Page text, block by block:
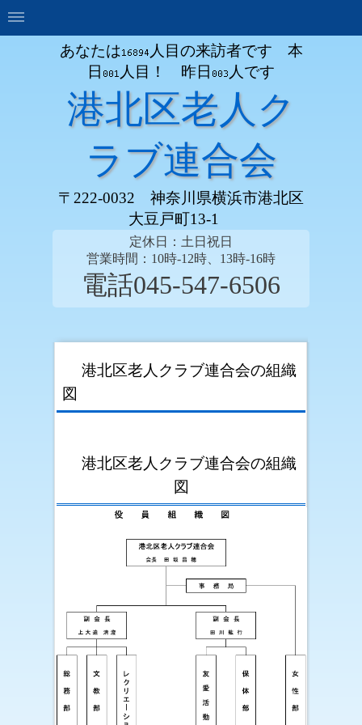
あなたは
人目の来訪者です 本
日
人目！ 昨日 人です
港北区老人ク
ラブ連合会
〒222-0032 神奈川県横浜市港北区
大豆戸町13-1
定休日：土日祝日
営業時間：10時-12時、13時-16時
電話045-547-6506
港北区老人クラブ連合会の組織
図
港北区老人クラブ連合会の組織
図